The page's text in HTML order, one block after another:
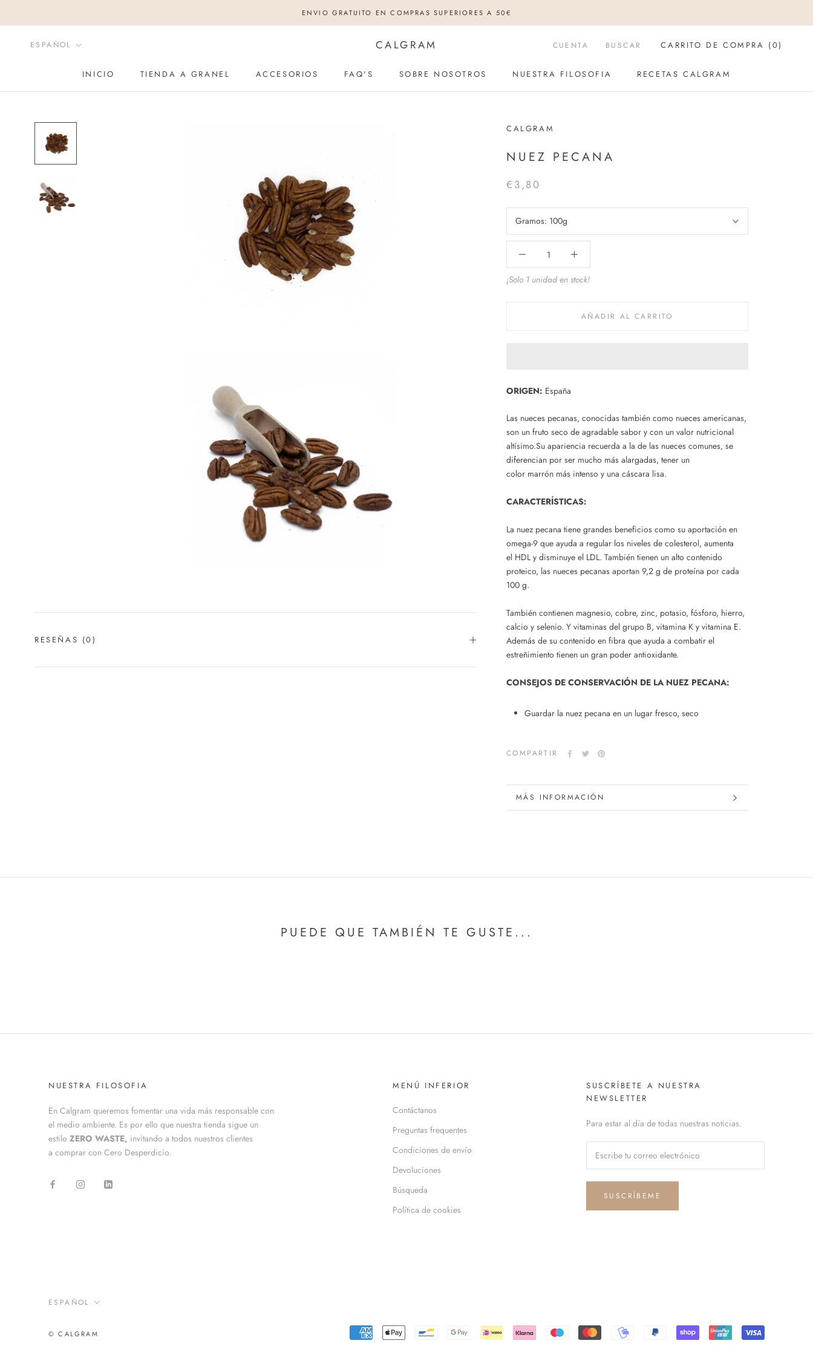
ENVIO GRATUITO EN COMPRAS SUPERIORES A 50€
INICIO
TIENDA A GRANEL
ACCESORIOS
FAQ'S
SOBRE NOSOTROS
NUESTRA FILOSOFIA
RECETAS CALGRAM
Idioma
ESPAÑOL CALGRAM CUENTA BUSCAR CARRITO DE COMPRA (0)
CALGRAM
NUEZ PECANA
€3,80
Gramos: 100g
¡Solo 1 unidad en stock!
AÑADIR AL CARRITO
ORIGEN: España
Las nueces pecanas, conocidas también como nueces americanas,
son un fruto seco de agradable sabor y con un valor nutricional
altísimo.Su apariencia recuerda a la de las nueces comunes, se
diferencian por ser mucho más alargadas, tener un
color marrón más intenso y una cáscara lisa.
CARACTERÍSTICAS:
La nuez pecana tiene grandes beneficios como su aportación en
omega-9 que ayuda a regular los niveles de colesterol, aumenta
el HDLy disminuye el LDL. También tienen un alto contenido
proteico, las nueces pecanas aportan 9,2 g de proteína por cada
100 g.
También contienen magnesio, cobre, zinc, potasio, fósforo, hierro,
calcio y selenio. Y vitaminas del grupo B, vitamina K y vitamina E.
Además de su contenido en fibra que ayuda a combatir el
estreñimiento tienen un gran poder antioxidante.
CONSEJOS DE CONSERVACIÓN DE LA NUEZ PECANA:
Guardar la nuez pecana en un lugar fresco, seco
COMPARTIR
MÁS INFORMACIÓN
VER IMÁGENES.
RESEÑAS (0)
PUEDE QUE TAMBIÉN TE GUSTE...
NUESTRA FILOSOFIA
En Calgram queremos fomentar una vida más responsable con
el medio ambiente. Es por ello que nuestra tienda sigue un
estilo ZERO WASTE, invitando a todos nuestros clientes
a comprar con Cero Desperdicio.
MENÚ INFERIOR
Contáctanos
Preguntas frequentes
Condiciones de envío
Devoluciones
Búsqueda
Política de cookies
SUSCRÍBETE A NUESTRA
NEWSLETTER
Para estar al día de todas nuestras noticias.
SUSCRÍBEME
Idioma
ESPAÑOL
© CALGRAM